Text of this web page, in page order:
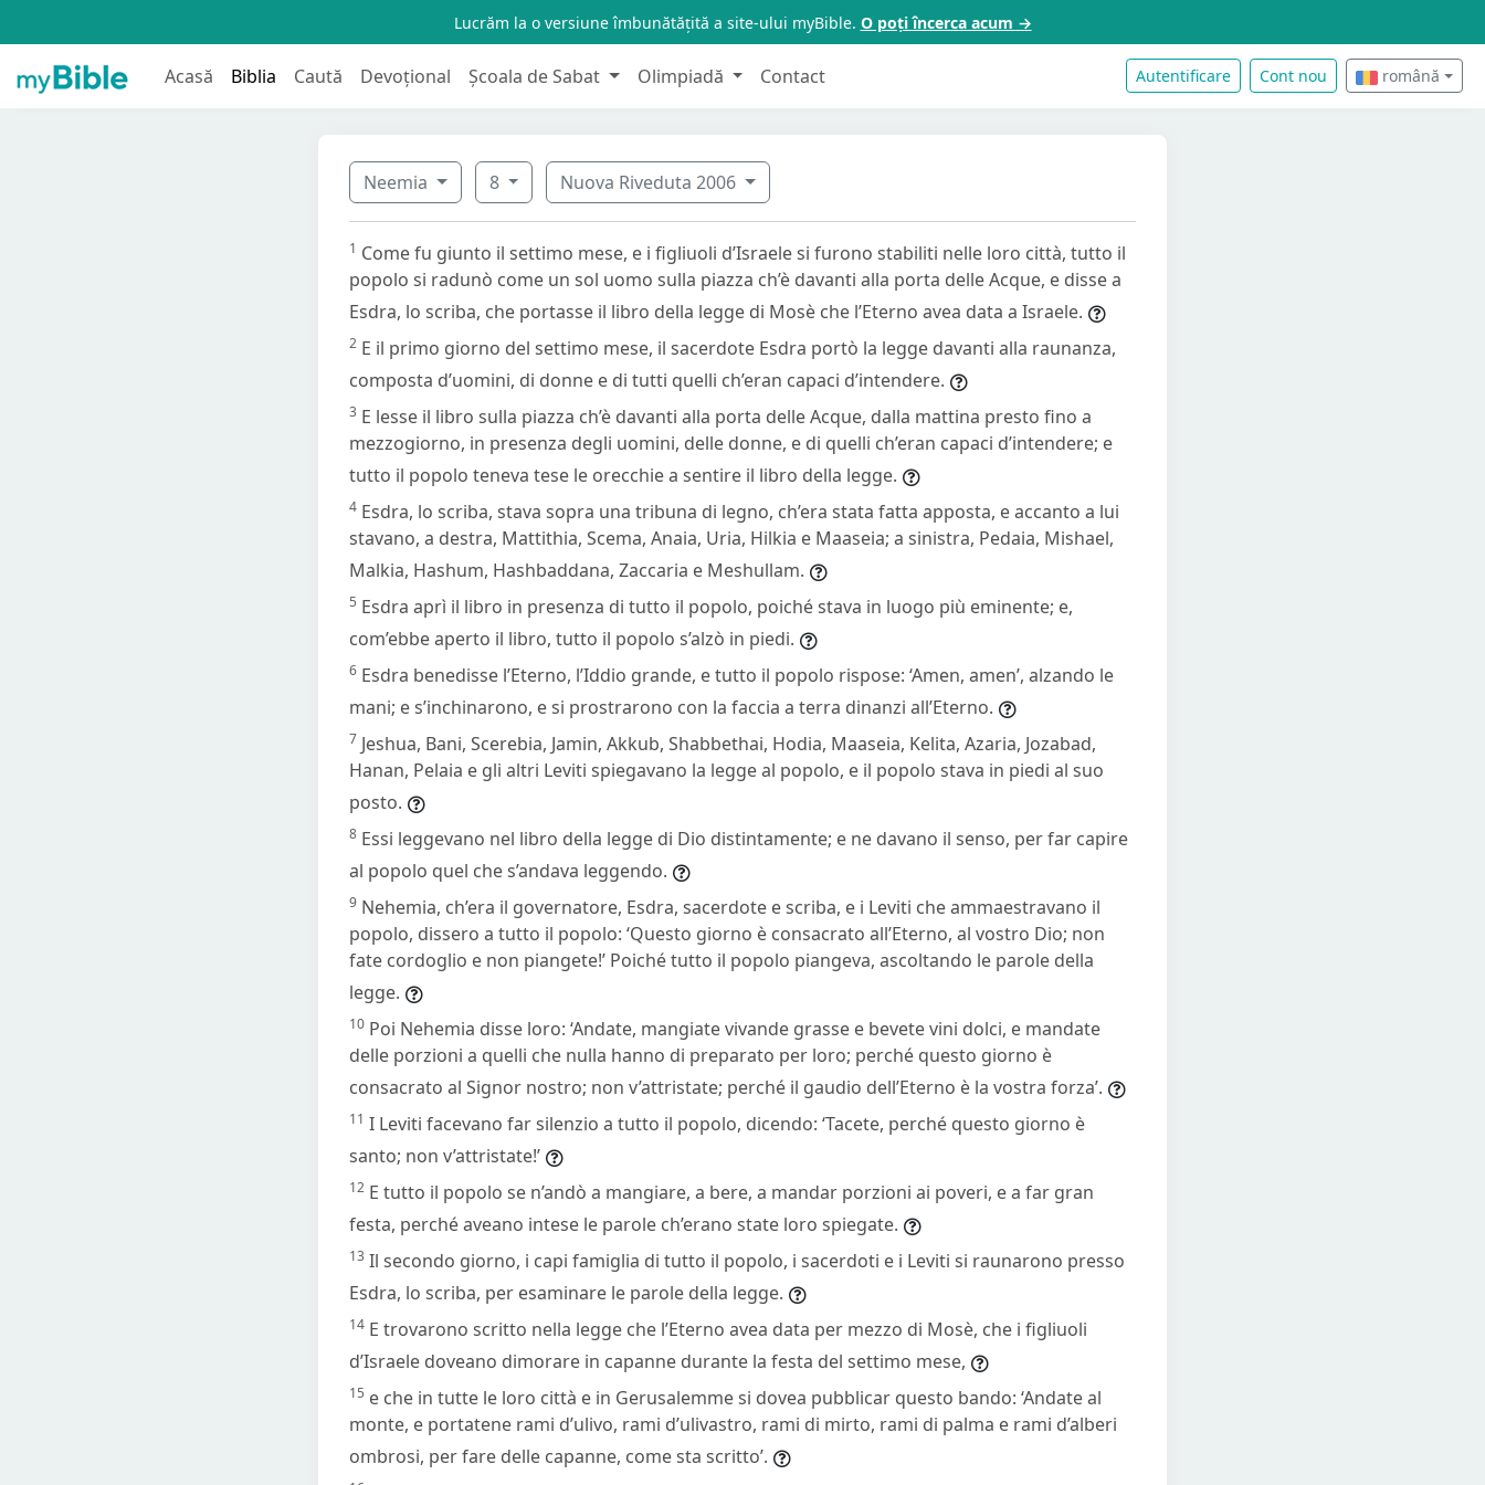
Lucrăm la o versiune îmbunătățită a site-ului myBible. O poți încerca acum →
Acasă Biblia Caută Devoțional Școala de Sabat Olimpiadă Contact Autentificare Cont nou română
Neemia 8 Nuova Riveduta 2006
1 Come fu giunto il settimo mese, e i figliuoli d’Israele si furono stabiliti nelle loro città, tutto il
popolo si radunò come un sol uomo sulla piazza ch’è davanti alla porta delle Acque, e disse a
Esdra, lo scriba, che portasse il libro della legge di Mosè che l’Eterno avea data a Israele.
2 E il primo giorno del settimo mese, il sacerdote Esdra portò la legge davanti alla raunanza,
composta d’uomini, di donne e di tutti quelli ch’eran capaci d’intendere.
3 E lesse il libro sulla piazza ch’è davanti alla porta delle Acque, dalla mattina presto fino a
mezzogiorno, in presenza degli uomini, delle donne, e di quelli ch’eran capaci d’intendere; e
tutto il popolo teneva tese le orecchie a sentire il libro della legge.
4 Esdra, lo scriba, stava sopra una tribuna di legno, ch’era stata fatta apposta, e accanto a lui
stavano, a destra, Mattithia, Scema, Anaia, Uria, Hilkia e Maaseia; a sinistra, Pedaia, Mishael,
Malkia, Hashum, Hashbaddana, Zaccaria e Meshullam.
5 Esdra aprì il libro in presenza di tutto il popolo, poiché stava in luogo più eminente; e,
com’ebbe aperto il libro, tutto il popolo s’alzò in piedi.
6 Esdra benedisse l’Eterno, l’Iddio grande, e tutto il popolo rispose: ‘Amen, amen’, alzando le
mani; e s’inchinarono, e si prostrarono con la faccia a terra dinanzi all’Eterno.
7 Jeshua, Bani, Scerebia, Jamin, Akkub, Shabbethai, Hodia, Maaseia, Kelita, Azaria, Jozabad,
Hanan, Pelaia e gli altri Leviti spiegavano la legge al popolo, e il popolo stava in piedi al suo
posto.
8 Essi leggevano nel libro della legge di Dio distintamente; e ne davano il senso, per far capire
al popolo quel che s’andava leggendo.
9 Nehemia, ch’era il governatore, Esdra, sacerdote e scriba, e i Leviti che ammaestravano il
popolo, dissero a tutto il popolo: ‘Questo giorno è consacrato all’Eterno, al vostro Dio; non
fate cordoglio e non piangete!’ Poiché tutto il popolo piangeva, ascoltando le parole della
legge.
10 Poi Nehemia disse loro: ‘Andate, mangiate vivande grasse e bevete vini dolci, e mandate
delle porzioni a quelli che nulla hanno di preparato per loro; perché questo giorno è
consacrato al Signor nostro; non v’attristate; perché il gaudio dell’Eterno è la vostra forza’.
11 I Leviti facevano far silenzio a tutto il popolo, dicendo: ‘Tacete, perché questo giorno è
santo; non v’attristate!’
12 E tutto il popolo se n’andò a mangiare, a bere, a mandar porzioni ai poveri, e a far gran
festa, perché aveano intese le parole ch’erano state loro spiegate.
13 Il secondo giorno, i capi famiglia di tutto il popolo, i sacerdoti e i Leviti si raunarono presso
Esdra, lo scriba, per esaminare le parole della legge.
14 E trovarono scritto nella legge che l’Eterno avea data per mezzo di Mosè, che i figliuoli
d’Israele doveano dimorare in capanne durante la festa del settimo mese,
15 e che in tutte le loro città e in Gerusalemme si dovea pubblicar questo bando: ‘Andate al
monte, e portatene rami d’ulivo, rami d’ulivastro, rami di mirto, rami di palma e rami d’alberi
ombrosi, per fare delle capanne, come sta scritto’.